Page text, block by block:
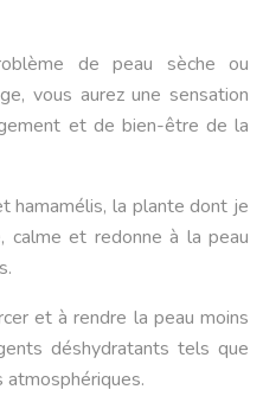
de peau sèche ou
vous aurez une sensation
et de bien-être de la
hamamélis, la plante dont je
calme et redonne à la peau
et à rendre la peau moins
déshydratants tels que